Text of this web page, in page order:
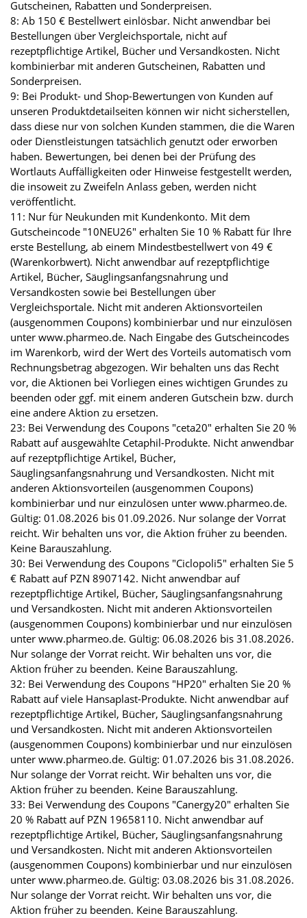
Gutscheinen, Rabatten und Sonderpreisen.
8: Ab 150 € Bestellwert einlösbar. Nicht anwendbar bei
Bestellungen über Vergleichsportale, nicht auf
rezeptpflichtige Artikel, Bücher und Versandkosten. Nicht
kombinierbar mit anderen Gutscheinen, Rabatten und
Sonderpreisen.
9: Bei Produkt- und Shop-Bewertungen von Kunden auf
unseren Produktdetailseiten können wir nicht sicherstellen,
dass diese nur von solchen Kunden stammen, die die Waren
oder Dienstleistungen tatsächlich genutzt oder erworben
haben. Bewertungen, bei denen bei der Prüfung des
Wortlauts Auffälligkeiten oder Hinweise festgestellt werden,
die insoweit zu Zweifeln Anlass geben, werden nicht
veröffentlicht.
11: Nur für Neukunden mit Kundenkonto. Mit dem
Gutscheincode "10NEU26" erhalten Sie 10 % Rabatt für Ihre
erste Bestellung, ab einem Mindestbestellwert von 49 €
(Warenkorbwert). Nicht anwendbar auf rezeptpflichtige
Artikel, Bücher, Säuglingsanfangsnahrung und
Versandkosten sowie bei Bestellungen über
Vergleichsportale. Nicht mit anderen Aktionsvorteilen
(ausgenommen Coupons) kombinierbar und nur einzulösen
unter www.pharmeo.de. Nach Eingabe des Gutscheincodes
im Warenkorb, wird der Wert des Vorteils automatisch vom
Rechnungsbetrag abgezogen. Wir behalten uns das Recht
vor, die Aktionen bei Vorliegen eines wichtigen Grundes zu
beenden oder ggf. mit einem anderen Gutschein bzw. durch
eine andere Aktion zu ersetzen.
23: Bei Verwendung des Coupons "ceta20" erhalten Sie 20 %
Rabatt auf ausgewählte Cetaphil-Produkte. Nicht anwendbar
auf rezeptpflichtige Artikel, Bücher,
Säuglingsanfangsnahrung und Versandkosten. Nicht mit
anderen Aktionsvorteilen (ausgenommen Coupons)
kombinierbar und nur einzulösen unter www.pharmeo.de.
Gültig: 01.08.2026 bis 01.09.2026. Nur solange der Vorrat
reicht. Wir behalten uns vor, die Aktion früher zu beenden.
Keine Barauszahlung.
30: Bei Verwendung des Coupons "Ciclopoli5" erhalten Sie 5
€ Rabatt auf PZN 8907142. Nicht anwendbar auf
rezeptpflichtige Artikel, Bücher, Säuglingsanfangsnahrung
und Versandkosten. Nicht mit anderen Aktionsvorteilen
(ausgenommen Coupons) kombinierbar und nur einzulösen
unter www.pharmeo.de. Gültig: 06.08.2026 bis 31.08.2026.
Nur solange der Vorrat reicht. Wir behalten uns vor, die
Aktion früher zu beenden. Keine Barauszahlung.
32: Bei Verwendung des Coupons "HP20" erhalten Sie 20 %
Rabatt auf viele Hansaplast-Produkte. Nicht anwendbar auf
rezeptpflichtige Artikel, Bücher, Säuglingsanfangsnahrung
und Versandkosten. Nicht mit anderen Aktionsvorteilen
(ausgenommen Coupons) kombinierbar und nur einzulösen
unter www.pharmeo.de. Gültig: 01.07.2026 bis 31.08.2026.
Nur solange der Vorrat reicht. Wir behalten uns vor, die
Aktion früher zu beenden. Keine Barauszahlung.
33: Bei Verwendung des Coupons "Canergy20" erhalten Sie
20 % Rabatt auf PZN 19658110. Nicht anwendbar auf
rezeptpflichtige Artikel, Bücher, Säuglingsanfangsnahrung
und Versandkosten. Nicht mit anderen Aktionsvorteilen
(ausgenommen Coupons) kombinierbar und nur einzulösen
unter www.pharmeo.de. Gültig: 03.08.2026 bis 31.08.2026.
Nur solange der Vorrat reicht. Wir behalten uns vor, die
Aktion früher zu beenden. Keine Barauszahlung.